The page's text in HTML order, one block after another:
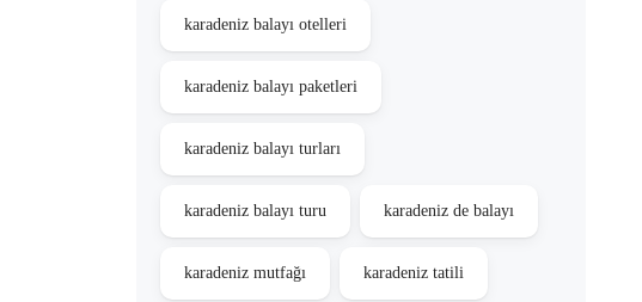
karadeniz balayı otelleri
karadeniz balayı paketleri
karadeniz balayı turları
karadeniz balayı turu karadeniz de balayı
karadeniz mutfağı karadeniz tatili